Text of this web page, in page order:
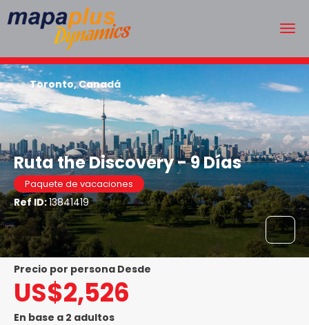
Ruta the Discovery - 9 Días
Paquete de vacaciones
Ref ID:13841419
Toronto, Canadá
precio por persona Desde
US$2,526
En base a 2 adultos